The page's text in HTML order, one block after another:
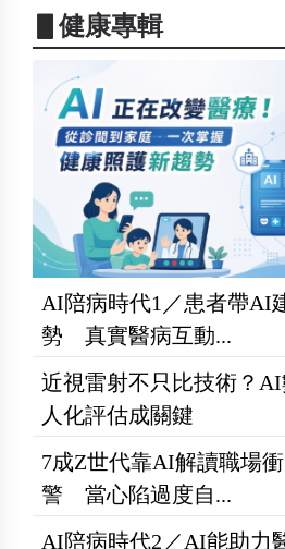
▋健康專輯
AI陪病時代1／患者帶AI
勢 真實醫病互動...
近視雷射不只比技術？
人化評估成關鍵
7成Z世代靠AI解讀職場
警 當心陷過度自...
AI陪病時代2／AI能助力